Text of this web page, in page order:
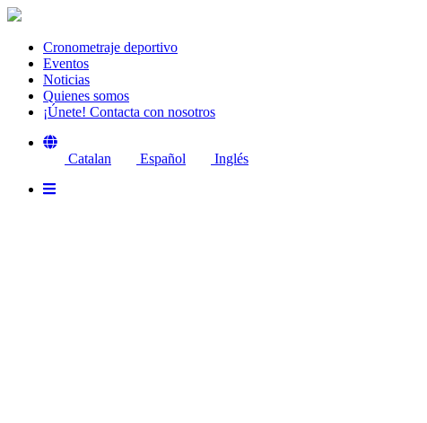
Cronometraje deportivo
Eventos
Noticias
Quienes somos
¡Únete! Contacta con nosotros
Catalan Español Inglés